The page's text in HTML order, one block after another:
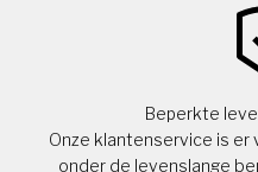
Beperkte
Onze klantenservice is
onder de levenslange